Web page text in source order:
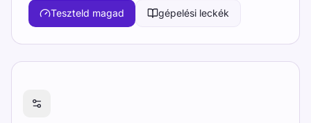
Teszteld magad gépelési leckék
Készen állsz, hogy teszteld gépelési képességeidet?